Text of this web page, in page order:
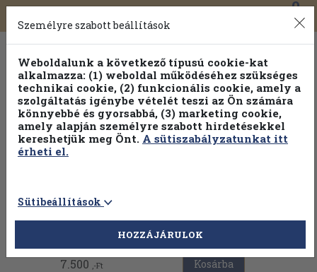
Toggle
navigation
0
Válogasson több mint 30 000 kötet közül
Hobbi témakörökben20% kedvezménnyel!
Vissza az előző oldalra
7.500 ,-Ft Kosárba
Személyre szabott beállítások
Weboldalunk a következő típusú cookie-kat
alkalmazza: (1) weboldal működéséhez szükséges
technikai cookie, (2) funkcionális cookie, amely a
szolgáltatás igénybe vételét teszi az Ön számára
könnyebbé és gyorsabbá, (3) marketing cookie,
amely alapján személyre szabott hirdetésekkel
kereshetjük meg Önt. A sütiszabályzatunkat itt
érheti el.
Sütibeállítások
HOZZÁJÁRULOK